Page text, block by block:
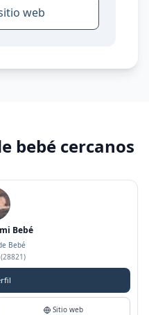
web
bebé cercanos
Bebé
Bebé
(28821)
Sitio web